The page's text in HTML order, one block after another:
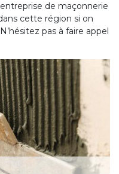
de maçonnerie
cette région si on
pas à faire appel